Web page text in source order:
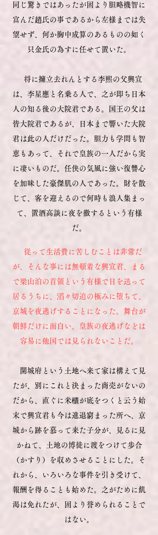
同じ驚きではあったが固より胆略機智に
富んだ趙氏の事であるから左様までは失
望せず、何か胸中成算のあるものの如く
只金氏の為すに任せて置いた。
将に擁立去れんとする李熙の父興宣
は、李星應と名乗る人で、之が即ち日本
人の知る後の大院君である。国王の父は
皆大院君であるが、日本まで響いた大院
君は此の人だけだった。胆力も学問も智
恵もあって、それで皇族の一人だから実
に凄いものだ。任侠の気風に強い復讐心
を加味した豪傑肌の人であった。財を散
じて、客を迎えるので何時も浪人集まっ
て、置酒高談に夜を徹するという有様
だ。
従って生活費に苦しむことは非常だ
が、そんな事には無頓着な興宣君、まる
で梁山泊の首領という有様で日を送って
居るうちに、滔々切迫の極みに堕ちて、
京城を夜逃げすることになった。舞台が
朝鮮だけに面白い、皇族の夜逃げなどは
容易に他国では見られないことだ。
開城府という土地へ来て家は構えて見
たが、別にこれと決まった商売がないの
だから、直ぐに米櫃が底をつくと云う始
末で興宣君も今は進退窮まった 所へ、京
城から跡を慕って来た子分が、見るに見
かねて、土地の博徒に渡をつけて歩合
（かすり）を収めさせることにした。そ
れから、いろいろな事件を引き受けて、
報酬を得ることも始めた。之がために飢
渇は免れたが、固より誉められることで
はない。